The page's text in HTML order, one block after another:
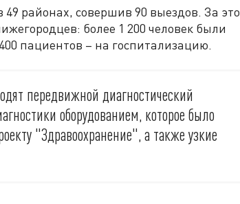
районах, совершив 90 выездов. За это
более 1 200 человек были
пациентов – на госпитализацию.
передвижной диагностический
оборудованием, которое было
"Здравоохранение", а также узкие